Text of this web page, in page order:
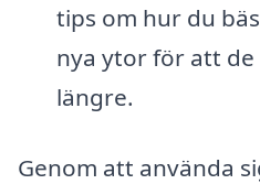
tips om hur du
nya ytor för att de
längre.
Genom att använda